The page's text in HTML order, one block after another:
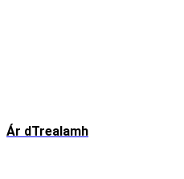
Ár dTrealamh